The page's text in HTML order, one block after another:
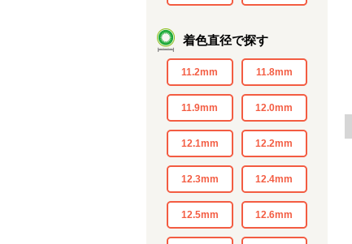
着色直径で探す
11.2mm 11.8mm
11.9mm 12.0mm
12.1mm 12.2mm
12.3mm 12.4mm
12.5mm 12.6mm